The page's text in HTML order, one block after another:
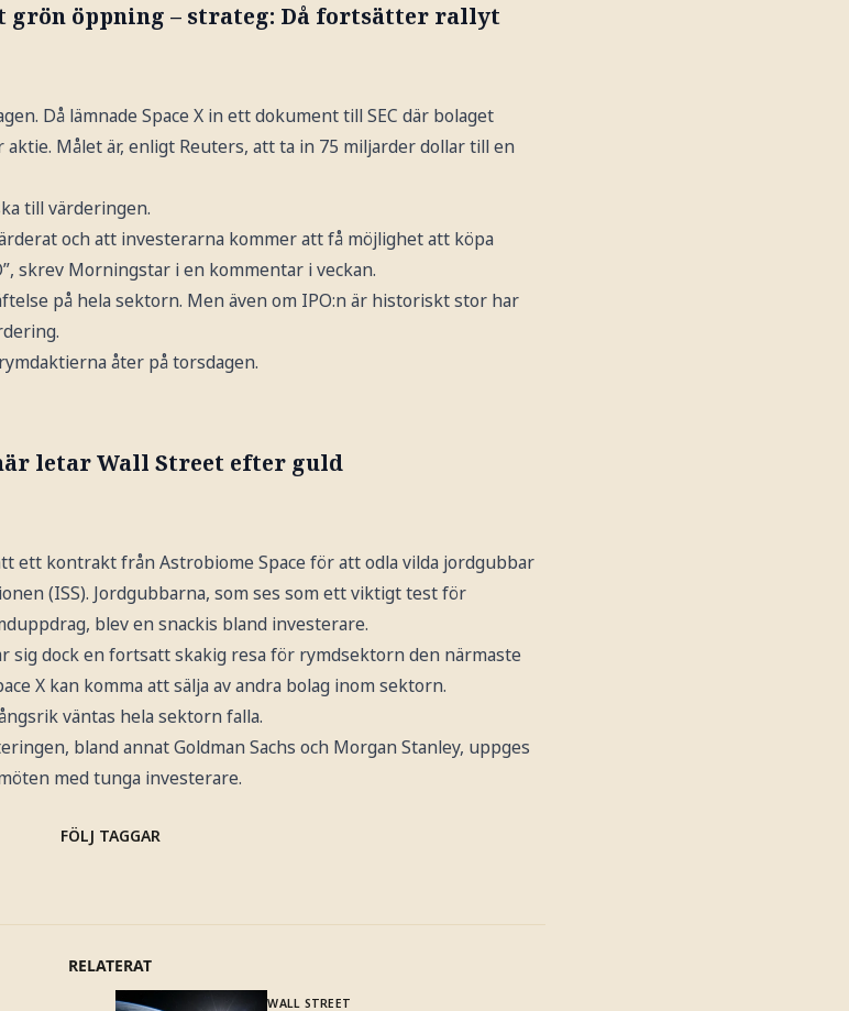
grön öppning – strateg: Då fortsätter rallyt
Då lämnade Space X in ett dokument till SEC där bolaget
Målet är, enligt Reuters, att ta in 75 miljarder dollar till en
till värderingen.
och att investerarna kommer att få möjlighet att köpa
skrev Morningstar i en kommentar i veckan.
på hela sektorn. Men även om IPO:n är historiskt stor har
åter på torsdagen.
letar Wall Street efter guld
ett kontrakt från Astrobiome Space för att odla vilda jordgubbar
(ISS). Jordgubbarna, som ses som ett viktigt test för
blev en snackis bland investerare.
sig dock en fortsatt skakig resa för rymdsektorn den närmaste
X kan komma att sälja av andra bolag inom sektorn.
väntas hela sektorn falla.
bland annat Goldman Sachs och Morgan Stanley, uppges
med tunga investerare.
FÖLJ TAGGAR
RELATERAT
WALL STREET